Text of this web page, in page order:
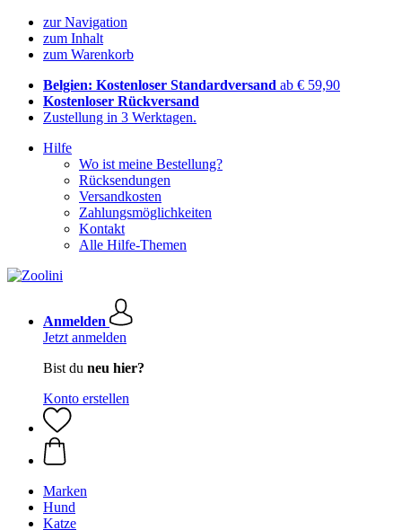
zur Navigation
zum Inhalt
zum Warenkorb
Belgien: Kostenloser Standardversand ab € 59,90
Kostenloser Rückversand
Zustellung in 3 Werktagen.
Hilfe
Wo ist meine Bestellung?
Rücksendungen
Versandkosten
Zahlungsmöglichkeiten
Kontakt
Alle Hilfe-Themen
Anmelden
Jetzt anmelden
Bist du neu hier?
Konto erstellen
Marken
Hund
Katze